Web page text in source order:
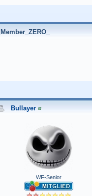
_Member_ZERO_
Bullayer
WF-Senior